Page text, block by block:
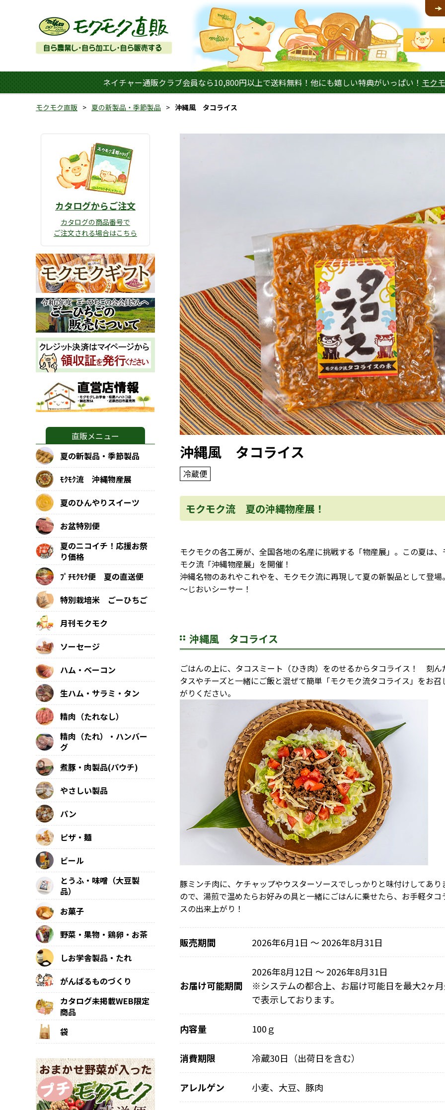
ネイチャー通販クラブ会員なら10,800円以上で送料無料！他にも嬉しい特典がいっぱい！ モク
モクモク直販 夏の新製品・季節製品 沖縄風 タコライス
沖縄風 タコライス
冷蔵便
モクモク流 夏の沖縄物産展！
モクモクの各工房が、全国各地の名産に挑戦する「物産展」。この夏は、
モク流「沖縄物産展」を開催！
沖縄名物のあれやこれやを、モクモク流に再現して夏の新製品として登場
～じおいシーサー！
沖縄風 タコライス
ごはんの上に、タコスミート（ひき肉）をのせるからタコライス！ 刻ん
タスやチーズと一緒にご飯と混ぜて簡単「モクモク流タコライス」をお召
がりください。
豚ミンチ肉に、ケチャップやウスターソースでしっかりと味付けしてあり
ので、湯煎で温めたらお好みの具と一緒にごはんに乗せたら、お手軽タコ
スの出来上がり！
販売期間 2026年6月1日 〜 2026年8月31日
お届け可能期間
2026年8月12日 ～ 2026年8月31日
※システムの都合上、お届け可能日を最大2ヶ
で表示しております。
内容量 100ｇ
消費期限 冷蔵30日（出荷日を含む）
アレルゲン 小麦、大豆、豚肉
カタログからご注文
カタログの商品番号で
ご注文される場合はこちら
直販メニュー
夏の新製品・季節製品
ﾓｸﾓｸ流 沖縄物産展
夏のひんやりスイーツ
お盆特別便
夏のニコイチ！応援お祭
り価格
ﾌﾟﾁﾓｸﾓｸ便 夏の直送便
特別栽培米 ごーひちご
月刊モクモク
ソーセージ
ハム・ベーコン
生ハム・サラミ・タン
精肉（たれなし）
精肉（たれ）・ハンバー
グ
煮豚・肉製品(パウチ)
やさしい製品
パン
ピザ・麺
ビール
とうふ・味噌（大豆製
品）
お菓子
野菜・果物・鶏卵・お茶
しお学舎製品・たれ
がんばるものづくり
カタログ未掲載WEB限定
商品
袋